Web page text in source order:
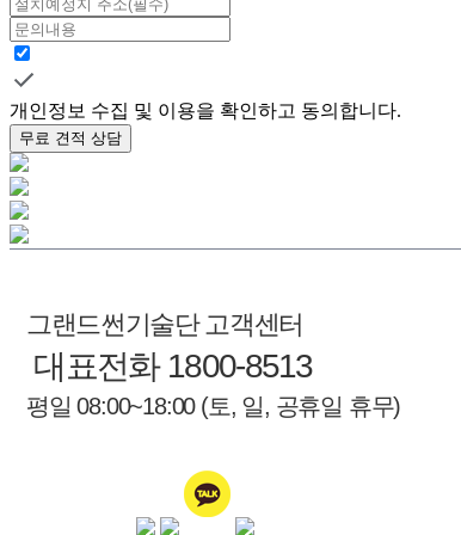
개인정보 수집 및 이용을 확인하고 동의합니다.
무료 견적 상담
그랜드썬기술단 고객센터
대표전화 1800-8513
평일 08:00~18:00 (토, 일, 공휴일 휴무)